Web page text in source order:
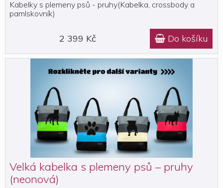
Kabelky s plemeny psů - pruhy(Kabelka, crossbody a
pamlskovník)
2 399 Kč  Do košíku
Velká kabelka s plemeny psů – pruhy
(neonová)